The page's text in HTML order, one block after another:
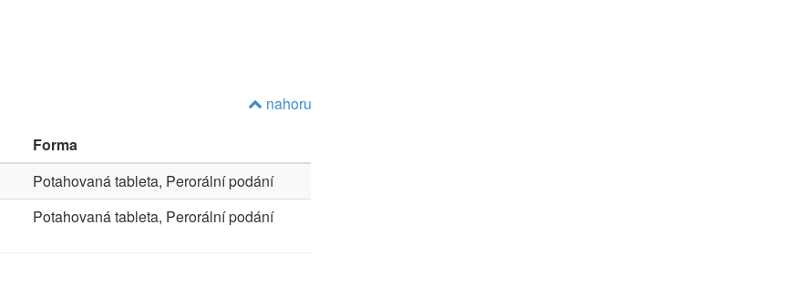
nahoru
Forma
Potahovaná tableta, Perorální podání
Potahovaná tableta, Perorální podání